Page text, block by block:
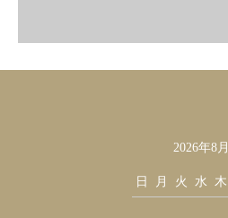
2026年8月
日 月 火 水 木